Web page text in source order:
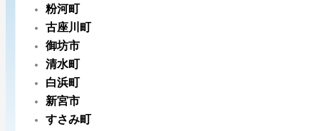
粉河町
古座川町
御坊市
清水町
白浜町
新宮市
すさみ町